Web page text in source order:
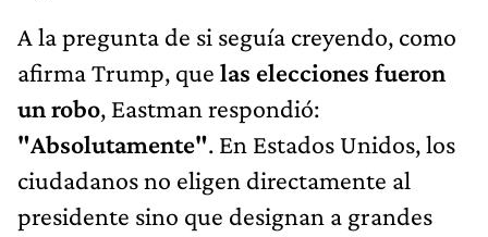
A la pregunta de si seguía creyendo, como
afirma Trump, que las elecciones fueron
un robo, Eastman respondió:
"Absolutamente". En Estados Unidos, los
ciudadanos no eligen directamente al
presidente sino que designan a grandes